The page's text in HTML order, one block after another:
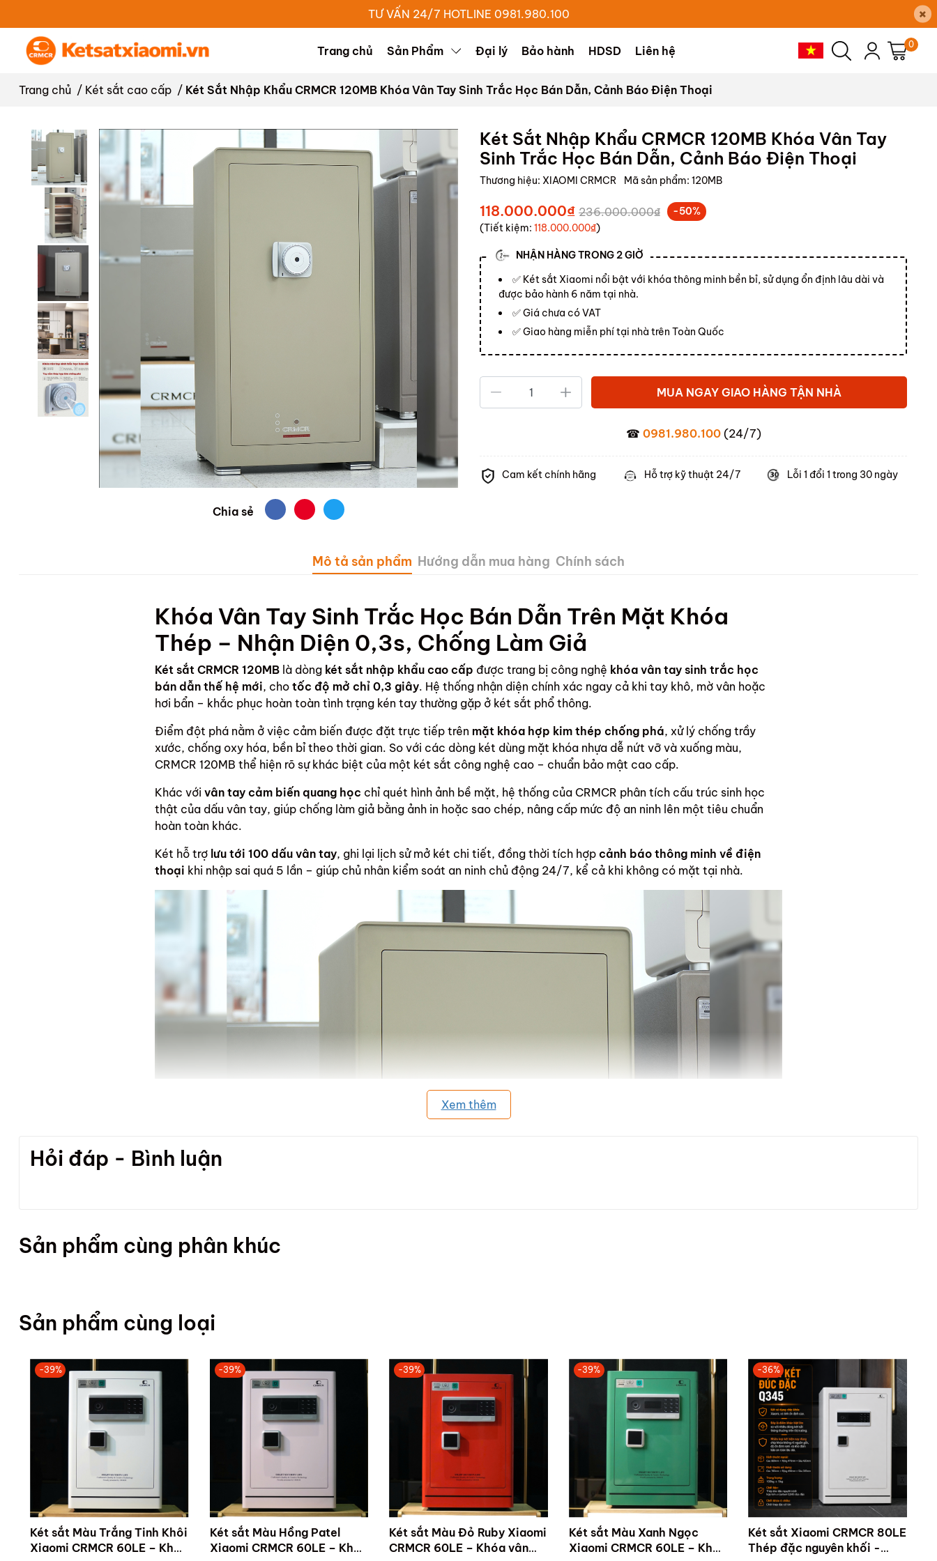
TƯ VẤN 24/7 HOTLINE 0981.980.100 ×
Trang chủ Sản Phẩm Đại lý Bảo hành HDSD Liên hệ 0
Trang chủ / Két sắt cao cấp / Két Sắt Nhập Khẩu CRMCR 120MB Khóa Vân Tay Sinh Trắc Học Bán Dẫn, Cảnh Báo Điện Thoại
Chia sẻ
Két Sắt Nhập Khẩu CRMCR 120MB Khóa Vân Tay
Sinh Trắc Học Bán Dẫn, Cảnh Báo Điện Thoại
Thương hiệu: XIAOMI CRMCR Mã sản phẩm: 120MB
118.000.000₫ 236.000.000₫
-50%
(Tiết kiệm: 118.000.000₫)
NHẬN HÀNG TRONG 2 GIỜ
✅ Két sắt Xiaomi nổi bật với khóa thông minh bền bỉ, sử dụng ổn định lâu dài và
được bảo hành 6 năm tại nhà.
✅ Giá chưa có VAT
✅ Giao hàng miễn phí tại nhà trên Toàn Quốc
MUA NGAY GIAO HÀNG TẬN NHÀ
☎ 0981.980.100(24/7)
Cam kết chính hãng Hỗ trợ kỹ thuật 24/7 Lỗi 1 đổi 1 trong 30 ngày
Mô tả sản phẩm Hướng dẫn mua hàng Chính sách
Khóa Vân Tay Sinh Trắc Học Bán Dẫn Trên Mặt Khóa
Thép – Nhận Diện 0,3s, Chống Làm Giả
Két sắt CRMCR 120MB là dòng két sắt nhập khẩu cao cấp được trang bị công nghệ khóa vân tay sinh trắc học
bán dẫn thế hệ mới, cho tốc độ mở chỉ 0,3 giây. Hệ thống nhận diện chính xác ngay cả khi tay khô, mờ vân hoặc
hơi bẩn – khắc phục hoàn toàn tình trạng kén tay thường gặp ở két sắt phổ thông.
Điểm đột phá nằm ở việc cảm biến được đặt trực tiếp trên mặt khóa hợp kim thép chống phá, xử lý chống trầy
xước, chống oxy hóa, bền bỉ theo thời gian. So với các dòng két dùng mặt khóa nhựa dễ nứt vỡ và xuống màu,
CRMCR 120MB thể hiện rõ sự khác biệt của một két sắt công nghệ cao – chuẩn bảo mật cao cấp.
Khác với vân tay cảm biến quang học chỉ quét hình ảnh bề mặt, hệ thống của CRMCR phân tích cấu trúc sinh học
thật của dấu vân tay, giúp chống làm giả bằng ảnh in hoặc sao chép, nâng cấp mức độ an ninh lên một tiêu chuẩn
hoàn toàn khác.
Két hỗ trợ lưu tới 100 dấu vân tay, ghi lại lịch sử mở két chi tiết, đồng thời tích hợp cảnh báo thông minh về điện
thoại khi nhập sai quá 5 lần – giúp chủ nhân kiểm soát an ninh chủ động 24/7, kể cả khi không có mặt tại nhà.
Xem thêm
Hỏi đáp - Bình luận
Sản phẩm cùng phân khúc
Sản phẩm cùng loại
-39%
Két sắt Màu Trắng Tinh Khôi
Xiaomi CRMCR 60LE – Khóa
-39%
Két sắt Màu Hồng Patel
Xiaomi CRMCR 60LE – Khóa
-39%
Két sắt Màu Đỏ Ruby Xiaomi
CRMCR 60LE – Khóa vân
-39%
Két sắt Màu Xanh Ngọc
Xiaomi CRMCR 60LE – Khóa
-36%
Két sắt Xiaomi CRMCR 80LE
Thép đặc nguyên khối -